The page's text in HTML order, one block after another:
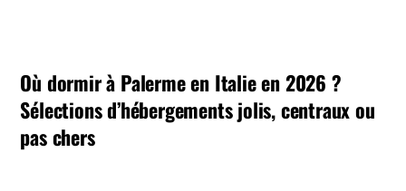
Où dormir à Palerme en Italie en 2026 ?
Sélections d’hébergements jolis, centraux ou
pas chers